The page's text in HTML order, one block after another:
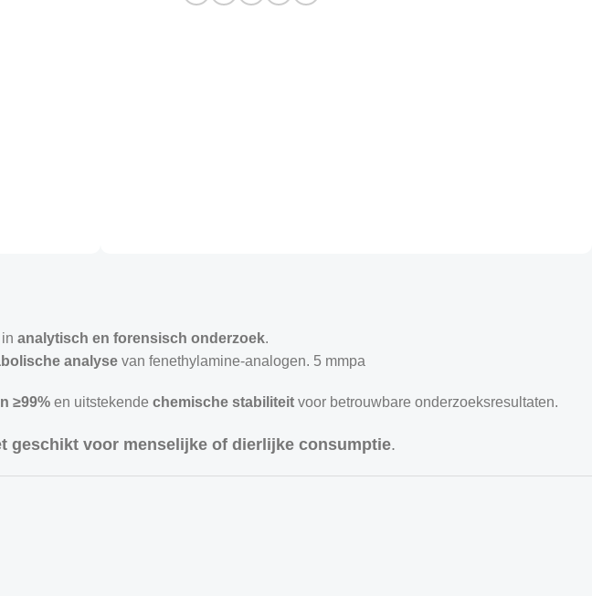
analytisch en forensisch onderzoek.
analyse van fenethylamine-analogen. 5 mmpa
≥99% en uitstekende chemische stabiliteit voor betrouwbare onderzoeksresultaten.
geschikt voor menselijke of dierlijke consumptie.